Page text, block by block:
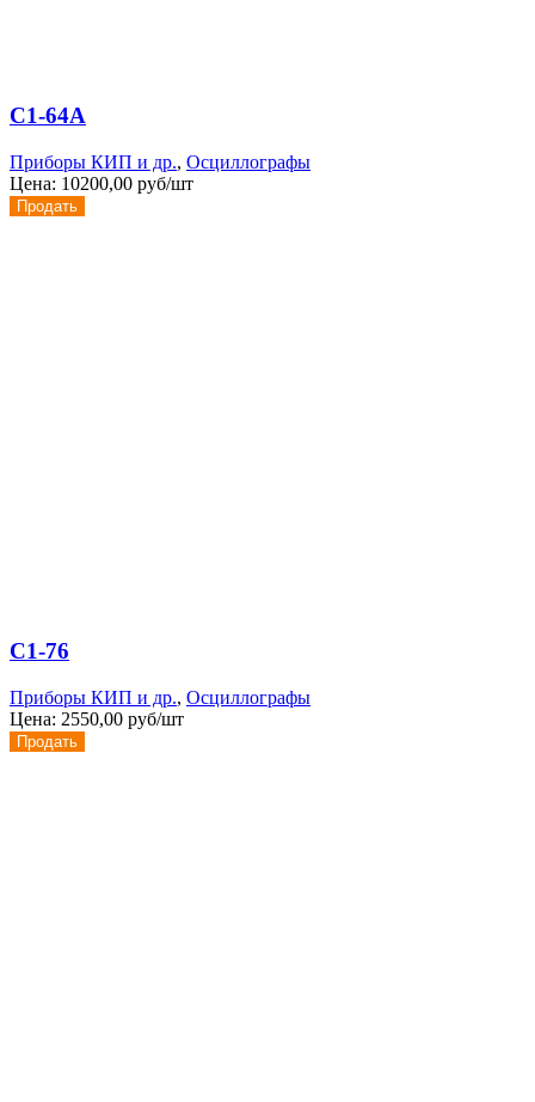
С1-64А
Приборы КИП и др., Осциллографы
Цена: 10200,00 руб/шт
Продать
С1-76
Приборы КИП и др., Осциллографы
Цена: 2550,00 руб/шт
Продать